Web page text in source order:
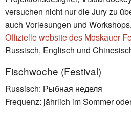
versuchen nicht nur die Jury zu
auch Vorlesungen und Workshops.
Offizielle website des Moskauer
Russisch, Englisch und
Fischwoche (Festival)
Russisch: Рыбная неделя
Frequenz: jährlich im Sommer